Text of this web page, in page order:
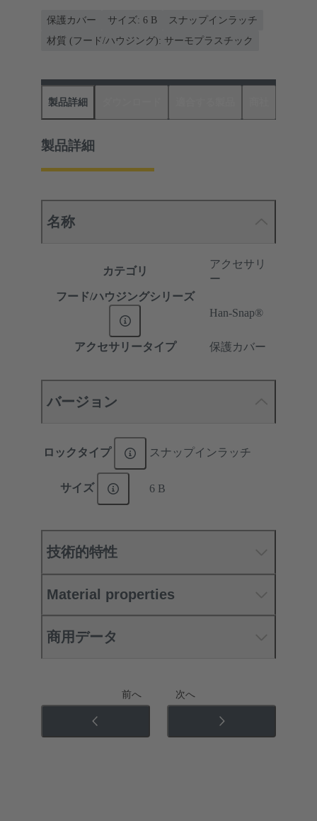
保護カバー サイズ: 6 B
スナップインラッチ
材質 (フード/ハウジング): サーモプラスチック
製品詳細
製品詳細
名称
カテゴリ
アクセサリ
ー
フード/ハウジングシリーズ
Han-Snap®
アクセサリータイプ 保護カバー
バージョン
ロックタイプ スナップインラッチ
サイズ 6 B
技術的特性
Material properties
商用データ
前へ 次へ